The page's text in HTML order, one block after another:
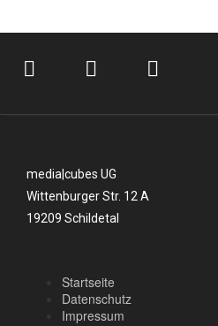
media|cubes UG
Wittenburger Str. 12 A
19209 Schildetal
Startseite
Datenschutz
Impressum